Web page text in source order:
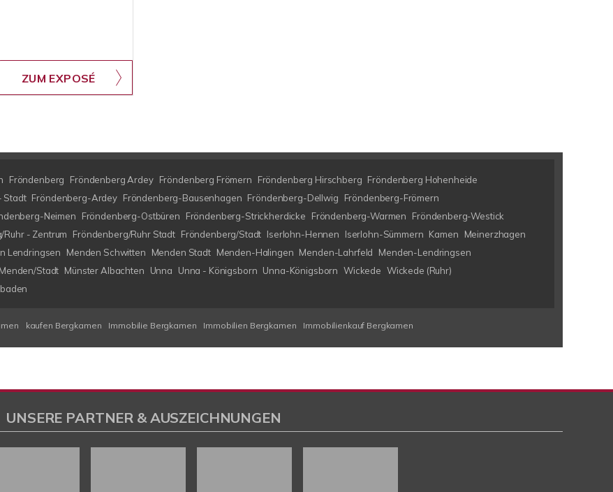
ZUM EXPOSÉ
Fröndenberg Fröndenberg Ardey Fröndenberg Frömern Fröndenberg Hirschberg Fröndenberg Hohenheide
Stadt Fröndenberg-Ardey Fröndenberg-Bausenhagen Fröndenberg-Dellwig
Fröndenberg-Frömern
Neimen Fröndenberg-Ostbüren Fröndenberg-Strickherdicke Fröndenberg-Warmen
Fröndenberg-Westick
Ruhr - Zentrum Fröndenberg/Ruhr Stadt Fröndenberg/Stadt Iserlohn-Hennen Iserlohn-Sümmern Kamen
Meinerzhagen
Lendringsen Menden Schwitten Menden Stadt Menden-Halingen Menden-Lahrfeld
Menden-Lendringsen
Menden/Stadt Münster Albachten Unna Unna - Königsborn Unna-Königsborn Wickede Wickede (Ruhr)
kaufen Bergkamen Immobilie Bergkamen Immobilien Bergkamen Immobilienkauf Bergkamen
UNSERE PARTNER & AUSZEICHNUNGEN